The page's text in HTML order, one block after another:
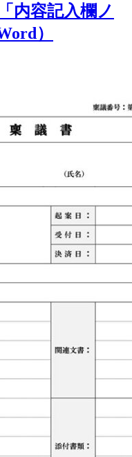
内容記入欄ノ
）